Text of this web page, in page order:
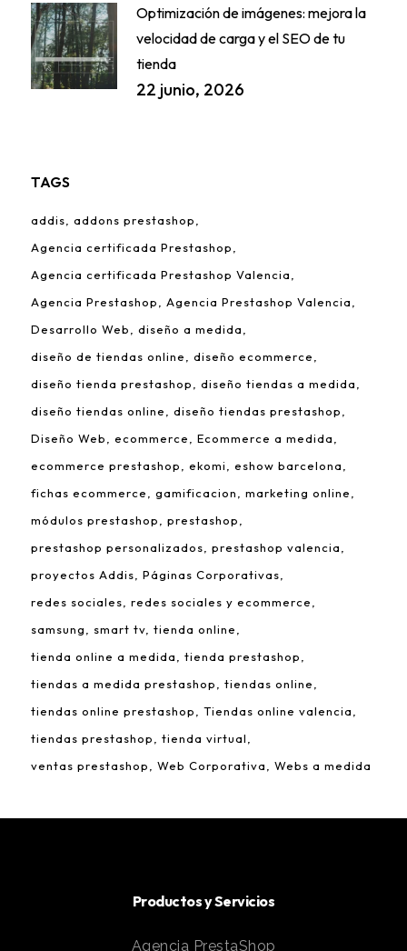
Optimización de imágenes: mejora la
velocidad de carga y el SEO de tu
tienda
22 junio, 2026
TAGS
addis
addons prestashop
Agencia certificada Prestashop
Agencia certificada Prestashop Valencia
Agencia Prestashop
Agencia Prestashop Valencia
Desarrollo Web
diseño a medida
diseño de tiendas online
diseño ecommerce
diseño tienda prestashop
diseño tiendas a medida
diseño tiendas online
diseño tiendas prestashop
Diseño Web
ecommerce
Ecommerce a medida
ecommerce prestashop
ekomi
eshow barcelona
fichas ecommerce
gamificacion
marketing online
módulos prestashop
prestashop
prestashop personalizados
prestashop valencia
proyectos Addis
Páginas Corporativas
redes sociales
redes sociales y ecommerce
samsung
smart tv tienda online
tienda online a medida
tienda prestashop
tiendas a medida prestashop
tiendas online
tiendas online prestashop
Tiendas online valencia
tiendas prestashop
tienda virtual
ventas prestashop
Web Corporativa Webs a medida
Productos y Servicios
Agencia PrestaShop